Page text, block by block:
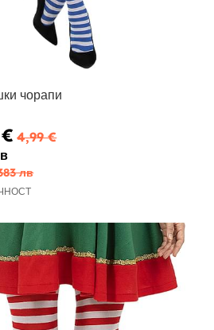
чорапи
4,99 €
лв